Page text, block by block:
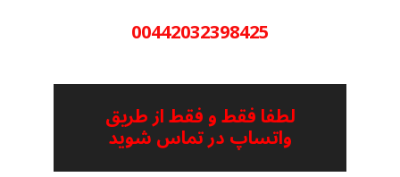
00442032398425
لطفا فقط و فقط از طریق
واتساپ در تماس شوید